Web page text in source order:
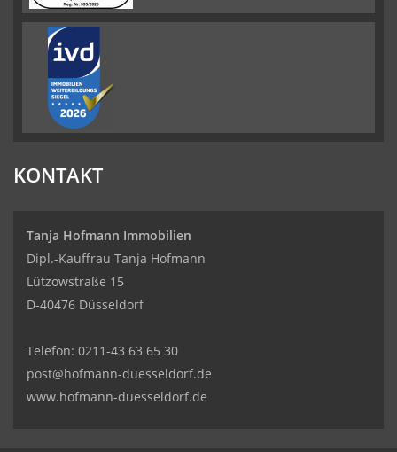
KONTAKT
Tanja Hofmann Immobilien
Dipl.-Kauffrau Tanja Hofmann
Lützowstraße 15
D-40476 Düsseldorf
Telefon: 0211-43 63 65 30
post@hofmann-duesseldorf.de
www.hofmann-duesseldorf.de